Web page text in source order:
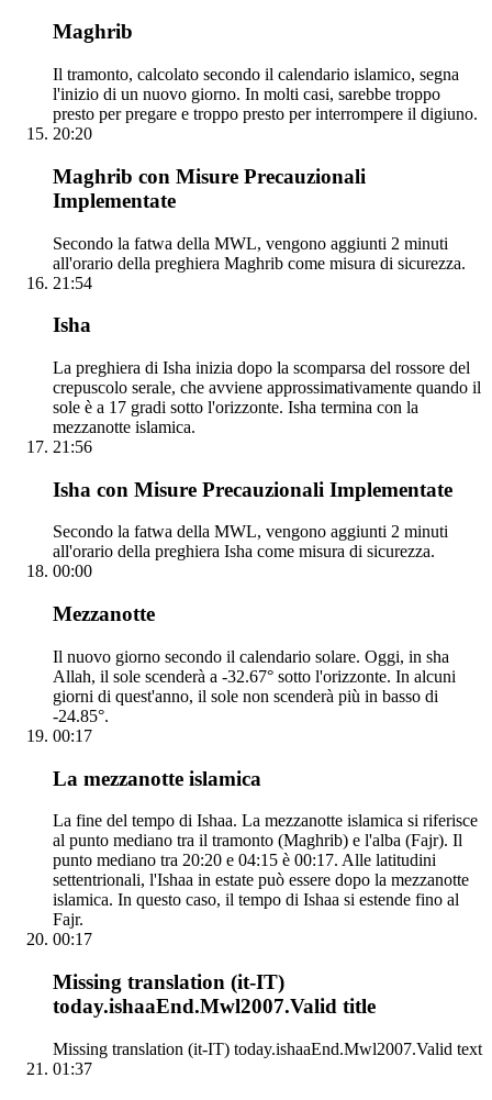
Maghrib
Il tramonto, calcolato secondo il calendario islamico, segna
l'inizio di un nuovo giorno. In molti casi, sarebbe troppo
presto per pregare e troppo presto per interrompere il digiuno.
20:20
Maghrib con Misure Precauzionali
Implementate
Secondo la fatwa della MWL, vengono aggiunti 2 minuti
all'orario della preghiera Maghrib come misura di sicurezza.
21:54
Isha
La preghiera di Isha inizia dopo la scomparsa del rossore del
crepuscolo serale, che avviene approssimativamente quando il
sole è a 17 gradi sotto l'orizzonte. Isha termina con la
mezzanotte islamica.
21:56
Isha con Misure Precauzionali Implementate
Secondo la fatwa della MWL, vengono aggiunti 2 minuti
all'orario della preghiera Isha come misura di sicurezza.
00:00
Mezzanotte
Il nuovo giorno secondo il calendario solare. Oggi, in sha
Allah, il sole scenderà a -32.67° sotto l'orizzonte. In alcuni
giorni di quest'anno, il sole non scenderà più in basso di
-24.85°.
00:17
La mezzanotte islamica
La fine del tempo di Ishaa. La mezzanotte islamica si riferisce
al punto mediano tra il tramonto (Maghrib) e l'alba (Fajr). Il
punto mediano tra 20:20 e 04:15 è 00:17. Alle latitudini
settentrionali, l'Ishaa in estate può essere dopo la mezzanotte
islamica. In questo caso, il tempo di Ishaa si estende fino al
Fajr.
00:17
Missing translation (it-IT)
today.ishaaEnd.Mwl2007.Valid title
Missing translation (it-IT) today.ishaaEnd.Mwl2007.Valid text
01:37